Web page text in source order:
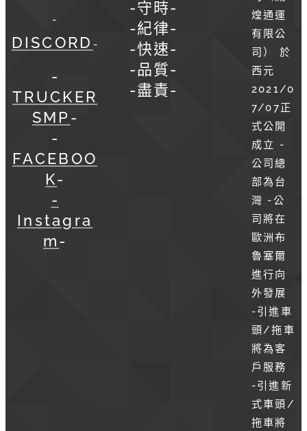
-
DISCORD -
-
TRUCKER
SMP -
-
FACEBOO
K-
-
Instagra
m-
-守時-
-紀律-
-快速-
-品質-
-盡責-
煌通運
有限公
司） 於
西元
2021/0
7/07正
式公開
成立 -
公司總
部為台
灣 -公
司將在
歐洲布
魯塞爾
進行向
外發展
-引進車
頭/拖車
將為客
戶服務
-引進新
式車頭/
拖車將